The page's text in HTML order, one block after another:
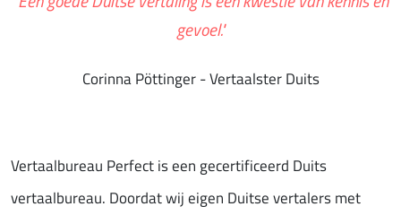
gevoel."
Corinna Pöttinger - Vertaalster Duits
Vertaalbureau Perfect is een gecertificeerd Duits
vertaalbureau. Doordat wij eigen Duitse vertalers met